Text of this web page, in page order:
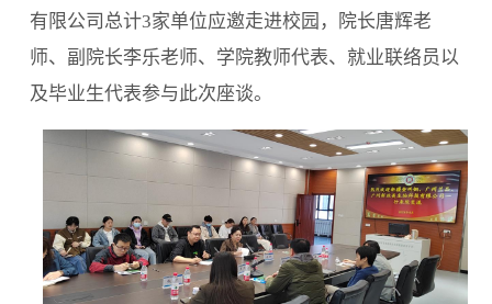
有限公司总计3家单位应邀走进校园，院长唐辉老
师、副院长李乐老师、学院教师代表、就业联络员以
及毕业生代表参与此次座谈。